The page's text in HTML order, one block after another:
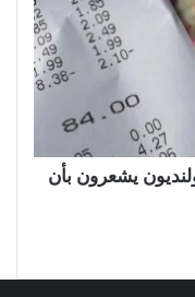
عند 3%.. الهولنديون يشعرون بأن